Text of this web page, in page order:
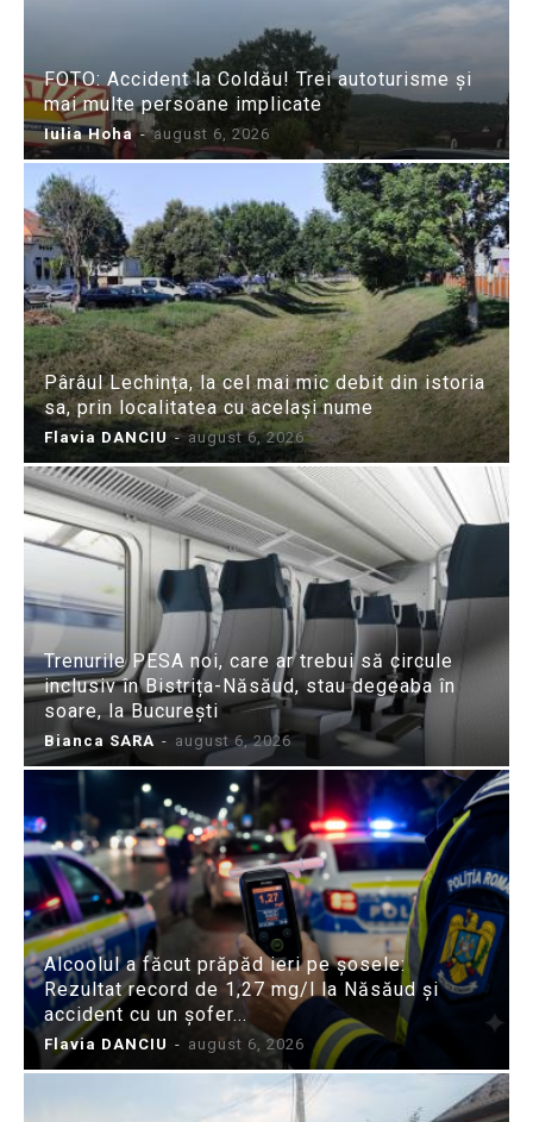
FOTO: Accident la Coldău! Trei autoturisme și
mai multe persoane implicate
Iulia Hoha - august 6, 2026
Pârâul Lechința, la cel mai mic debit din istoria
sa, prin localitatea cu același nume
Flavia DANCIU - august 6, 2026
Trenurile PESA noi, care ar trebui să circule
inclusiv în Bistrița-Năsăud, stau degeaba în
soare, la București
Bianca SARA - august 6, 2026
Alcoolul a făcut prăpăd ieri pe șosele:
Rezultat record de 1,27 mg/l la Năsăud și
accident cu un șofer...
Flavia DANCIU - august 6, 2026